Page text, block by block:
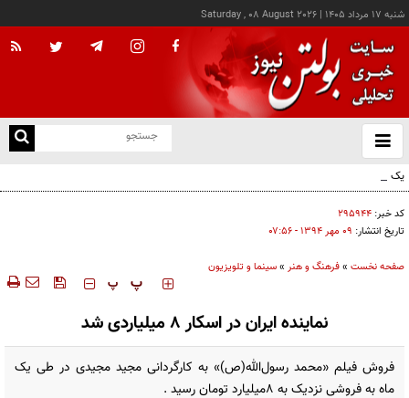
شنبه ۱۷ مرداد ۱۴۰۵ |
Saturday , 08 August 2026
باز
و
یک اتفاق عجیب در «لوور»
کد خبر: ۲۹۵۹۴۴
تاریخ انتشار: ۰۹ مهر ۱۳۹۴ - ۰۷:۵۶
صفحه نخست »فرهنگ و هنر »سینما و تلویزیون
‍‍‍ پ پ
نماینده ایران در اسکار 8 میلیاردی شد
فروش فیلم «محمد رسول‌الله(ص)» به کارگردانی مجید مجیدی در طی یک
ماه به فروشی نزدیک به 8میلیارد تومان رسید .